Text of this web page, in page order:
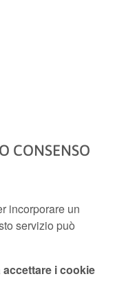
CONSENSO
incorporare un
servizio può
accettare i cookie